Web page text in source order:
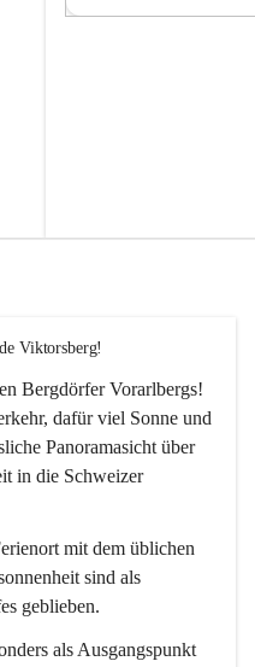
Viktorsberg!
Bergdörfer Vorarlbergs!
dafür viel Sonne und
Panoramasicht über
in die Schweizer
mit dem üblichen
sind als
geblieben.
als Ausgangspunkt